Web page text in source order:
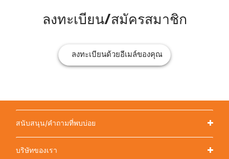
ลงทะเบียน/สมัครสมาชิก
ลงทะเบียนด้วยอีเมล์ของคุณ
สนับสนุน/คำถามที่พบบ่อย
บริษัทของเรา